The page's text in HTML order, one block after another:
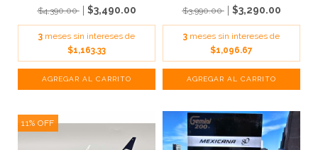
$4,390.00
$3,490.00
3 meses sin intereses de
$1,163.33
$3,990.00
$3,290.00
3 meses sin intereses de
$1,096.67
11% OFF